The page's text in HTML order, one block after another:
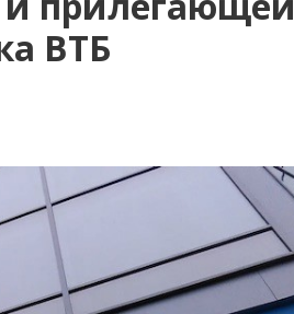
ВТБ